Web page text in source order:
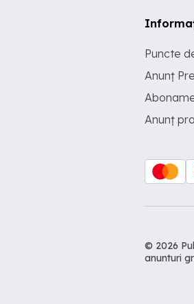
Puncte
Anunț
Anunț
© 2026
anunturi